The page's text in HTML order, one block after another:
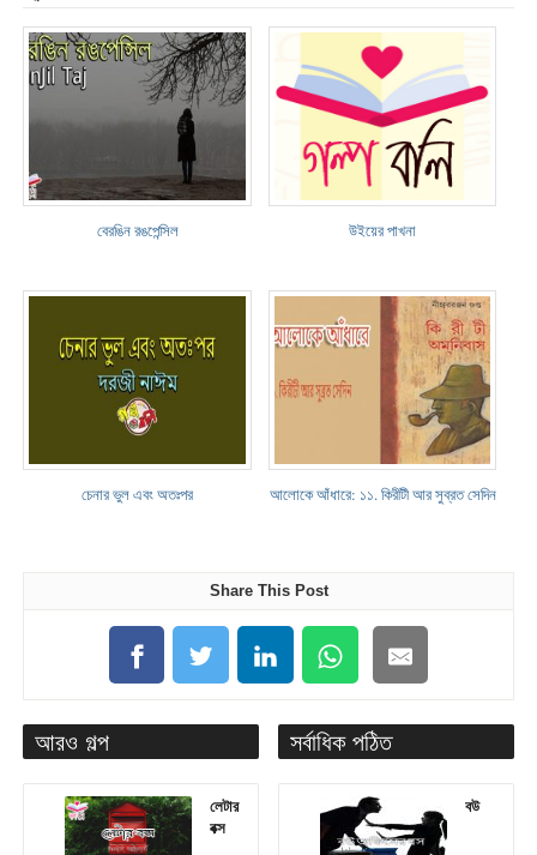
বেরঙিন রঙপেন্সিল উইয়ের পাখনা
চেনার ভুল এবং অতঃপর আলোকে আঁধারে: ১১. কিরীটী আর সুব্রত সেদিন
Share This Post
আরও গল্প
লেটার
বক্স
সর্বাধিক পঠিত
বউ